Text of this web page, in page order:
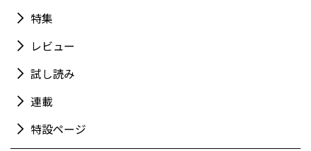
特集
レビュー
試し読み
連載
特設ページ